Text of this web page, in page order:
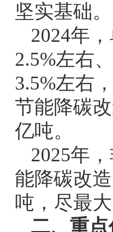
坚实基础。
2024年
2.5%左右
3.5%左右
节能降碳
亿吨。
2025年
能降碳改
吨，尽最
二、重